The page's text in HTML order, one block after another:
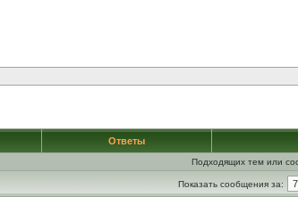
Ответы
Подходящих тем или
Показать сообщения за: